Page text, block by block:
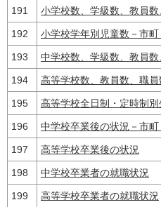
191 小学校数、学級数、教員
192 小学校学年別児童数－市町
193 中学校数、学級数、教員
194 高等学校数、教員数、職
195 高等学校全日制・定時制
196 中学校卒業後の状況－市町
197 高等学校卒業後の状況
198 中学校卒業者の就職状況
199 高等学校卒業者の就職状況